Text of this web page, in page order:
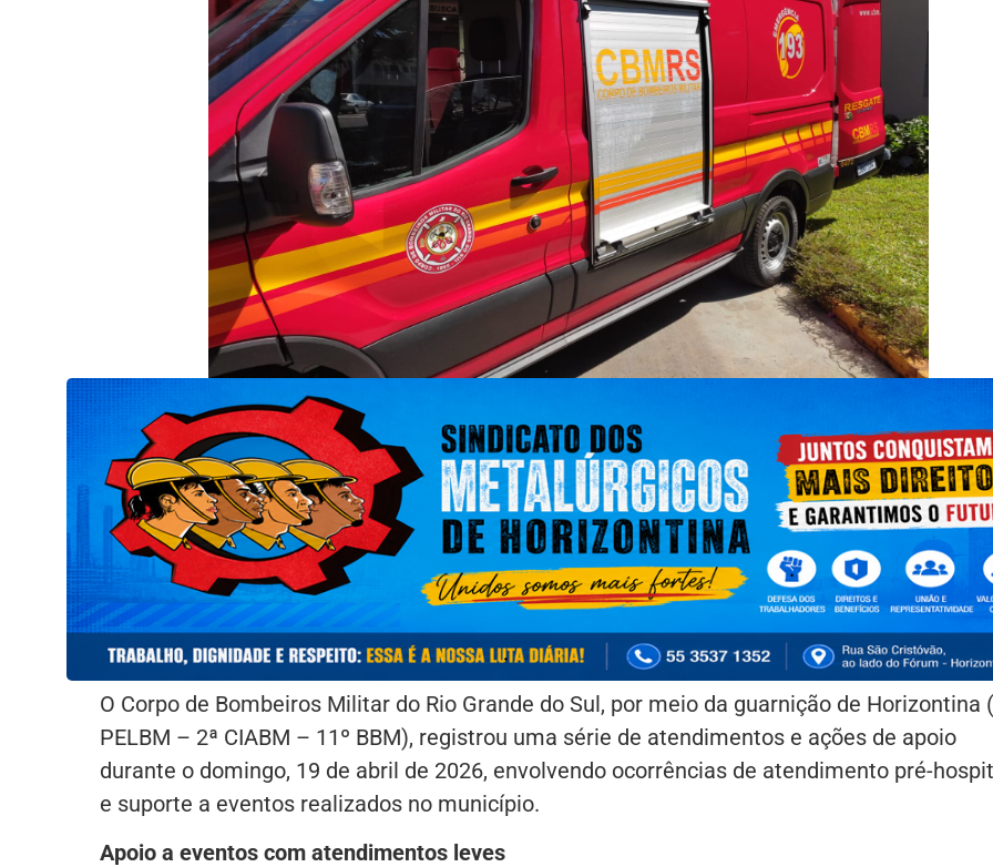
O Corpo de Bombeiros Militar do Rio Grande do Sul, por meio da guarnição de Horizontina
PELBM – 2ª CIABM – 11º BBM), registrou uma série de atendimentos e ações de apoio
durante o domingo, 19 de abril de 2026, envolvendo ocorrências de atendimento pré-
e suporte a eventos realizados no município.
Apoio a eventos com atendimentos leves